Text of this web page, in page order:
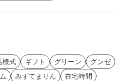
様式 ギフト グリーン
グンゼ
みずてまりん
在宅時間